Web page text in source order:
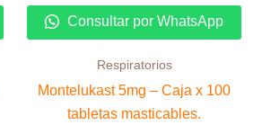
Consultar por WhatsApp
Respiratorios
Montelukast 5mg – Caja x 100
tabletas masticables.